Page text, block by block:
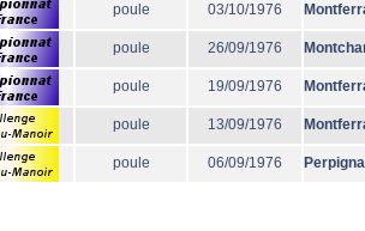
poule 03/10/1976
poule 26/09/1976
poule 19/09/1976
poule 13/09/1976
poule 06/09/1976